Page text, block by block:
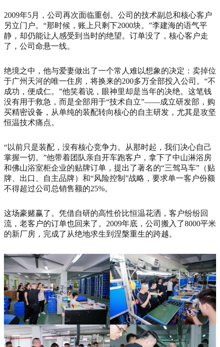
2009年5月，公司再次面临重创。公司的技术副总和核心客户
另立门户。“那时候，账上只剩下2000块。”李建海的语气平
静，却仍能让人感受到当时的绝望。订单没了，核心客户走
了，公司命悬一线。
绝境之中，他与爱妻做出了一个常人难以想象的决定：卖掉位
于广州天河的唯一住房，将换来的200多万全部投入公司。“不
成功，便成仁。”他笑着说，眼神里却是当年的决绝。这笔钱
没有用于救急，而是全部用于“技术自立”——成立研发部，购
买精密设备，从单纯的装配转向核心的自主研发，尤其是攻坚
恒温技术痛点。
“以前只是装配，没有核心竞争力。从那时起，我们决心自己
掌握一切。”他带着团队亲自开车跑客户，拿下了中山淋浴房
和佛山浴室柜企业的贴牌订单，提出了著名的“三驾马车”（贴
牌、出口、自主品牌）和“风险控制”战略，要求单一客户份额
不得超过公司总销售额的25%。
这场豪赌赢了。凭借自研的高性价比恒温花洒，客户纷纷回
流，老客户的订单也回来了。2009年底，公司搬入了8000平米
的新厂房，完成了从绝地求生到涅槃重生的跨越。